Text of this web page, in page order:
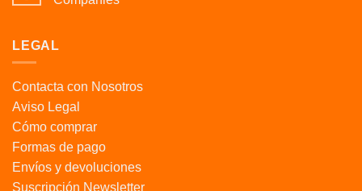
LEGAL
Contacta con Nosotros
Aviso Legal
Cómo comprar
Formas de pago
Envíos y devoluciones
Suscripción Newsletter